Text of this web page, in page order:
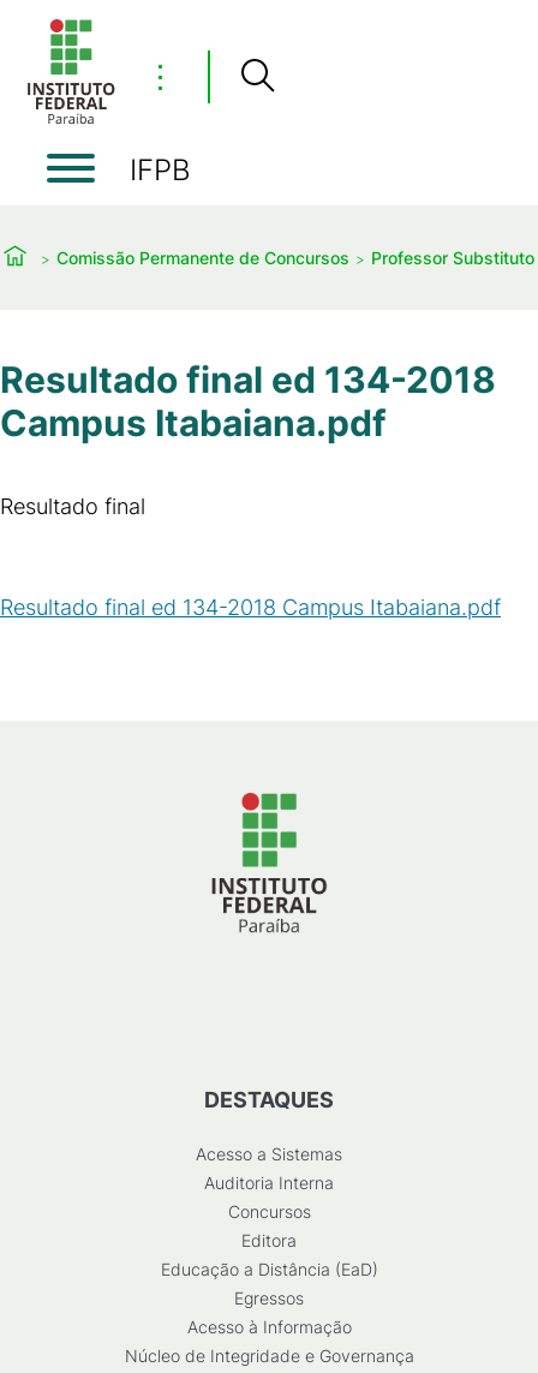
⋮
IFPB
Comissão Permanente de Concursos Professor Substituto
Resultado final ed 134-2018
Campus Itabaiana.pdf
Resultado final
Resultado final ed 134-2018 Campus Itabaiana.pdf
DESTAQUES
Acesso a Sistemas
Auditoria Interna
Concursos
Editora
Educação a Distância (EaD)
Egressos
Acesso à Informação
Núcleo de Integridade e Governança